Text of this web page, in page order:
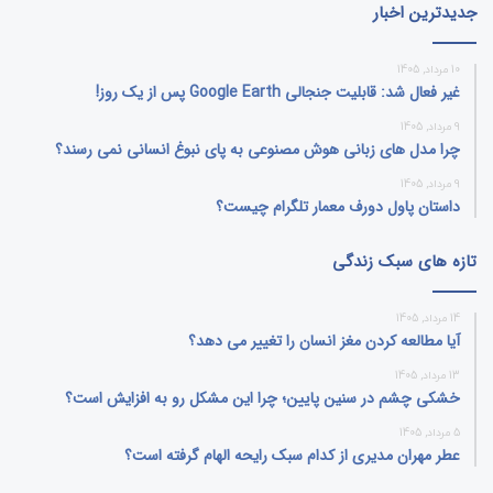
جدیدترین اخبار
10 مرداد, 1405
غیر فعال شد: قابلیت جنجالی Google Earth پس از یک روز!
9 مرداد, 1405
چرا مدل‌ های زبانی هوش مصنوعی به پای نبوغ انسانی نمی‌ رسند؟
9 مرداد, 1405
داستان پاول دورف معمار تلگرام چیست؟
تازه های سبک زندگی
14 مرداد, 1405
آیا مطالعه کردن مغز انسان را تغییر می‌ دهد؟
13 مرداد, 1405
خشکی چشم در سنین پایین؛ چرا این مشکل رو به افزایش است؟
5 مرداد, 1405
عطر مهران مدیری از کدام سبک رایحه الهام گرفته است؟